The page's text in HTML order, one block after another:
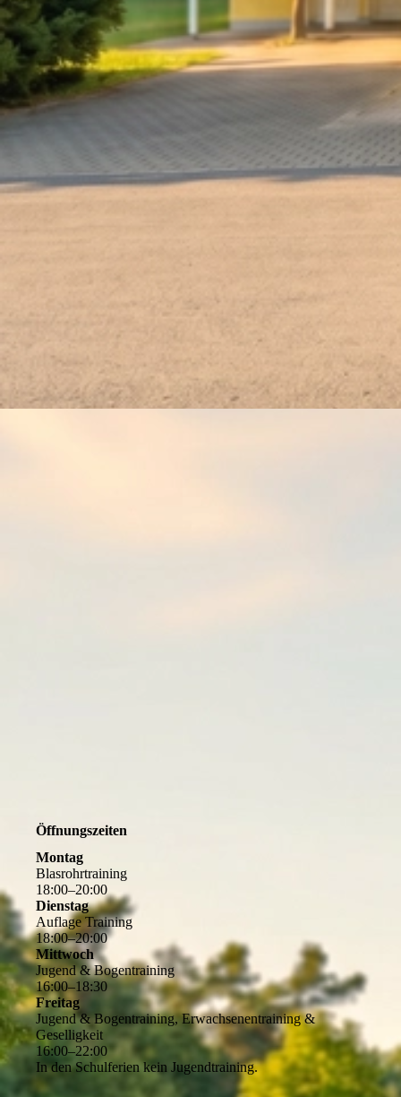
Öffnungszeiten
Montag
Blasrohrtraining
18:00–20:00
Dienstag
Auflage Training
18:00–20:00
Mittwoch
Jugend & Bogentraining
16:00–18:30
Freitag
Jugend & Bogentraining, Erwachsenentraining &
Geselligkeit
16:00–22:00
In den Schulferien kein Jugendtraining.